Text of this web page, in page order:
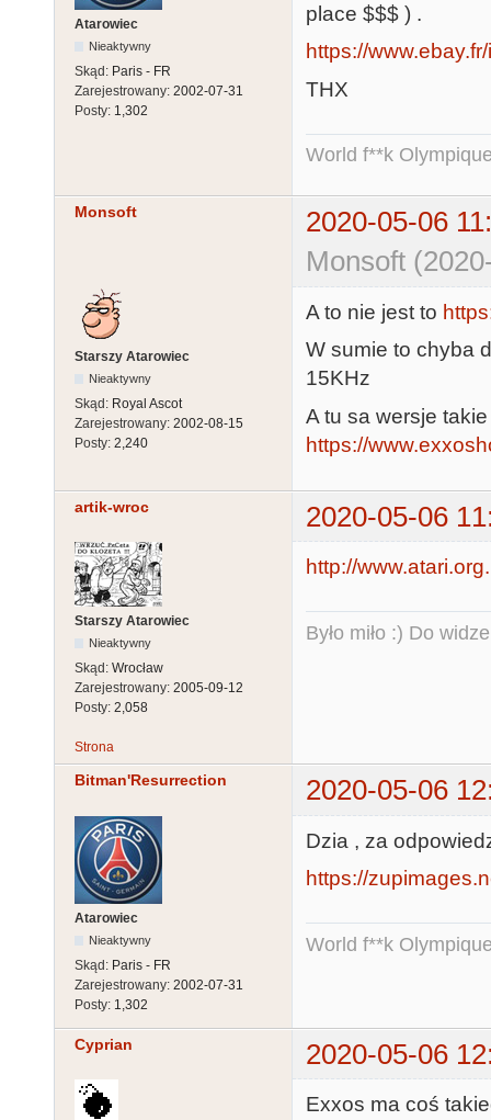
Atarowiec
Nieaktywny
Skąd: Paris - FR
Zarejestrowany: 2002-07-31
Posty: 1,302
place $$$ ) .
https://
THX
World f**k
Monsoft
2020-05-06
Monsoft
Starszy Atarowiec
Nieaktywny
Skąd: Royal Ascot
Zarejestrowany: 2002-08-15
Posty: 2,240
A to nie jest to
W sumie to chyba
15KHz
A tu sa wersje
https://
artik-wroc 2020-05-06
Starszy Atarowiec
Nieaktywny
Skąd: Wrocław
Zarejestrowany: 2005-09-12
Posty: 2,058
http://
Było miło :) Do
Strona
Bitman'Resurrection 2020-05-06
Atarowiec
Nieaktywny
Skąd: Paris - FR
Zarejestrowany: 2002-07-31
Posty: 1,302
Dzia , za
https://
World f**k
Cyprian 2020-05-06
Exxos ma coś